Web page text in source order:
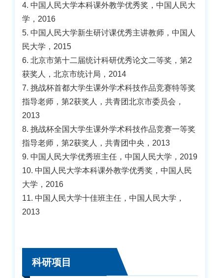
4. 中国人民大学本科课外教学优秀奖，中国人民大
学，2016
5. 中国人民大学新生研讨课优秀主讲教师，中国人
民大学，2015
6. 北京市第十二届统计科研优秀论文二等奖，第2
获奖人，北京市统计局，2014
7. 挑战杯首都大学生课外学术科技作品竞赛特等奖
指导老师，第2获奖人，共青团北京市委员会，
2013
8. 挑战杯全国大学生课外学术科技作品竞赛一等奖
指导老师，第2获奖人，共青团中央，2013
9. 中国人民大学优秀班主任，中国人民大学，2019
10. 中国人民大学本科课外教学优秀奖，中国人民
大学，2016
11. 中国人民大学十佳班主任，中国人民大学，
2013
科研项目